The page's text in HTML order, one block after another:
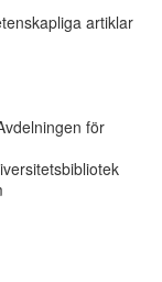
artiklar
för